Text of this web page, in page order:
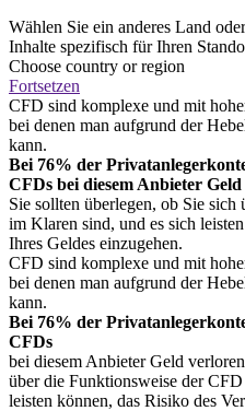
Wählen Sie ein anderes Land
Inhalte spezifisch für Ihren
Choose country or region
Fortsetzen
CFD sind komplexe und mit
bei denen man aufgrund der
kann.
Bei 76% der
CFDs bei diesem Anbieter
Sie sollten überlegen, ob Sie
im Klaren sind, und es sich
Ihres Geldes einzugehen.
CFD sind komplexe und mit
bei denen man aufgrund der
kann.
Bei 76% der
CFDs
bei diesem Anbieter Geld
über die Funktionsweise der
leisten können, das Risiko des